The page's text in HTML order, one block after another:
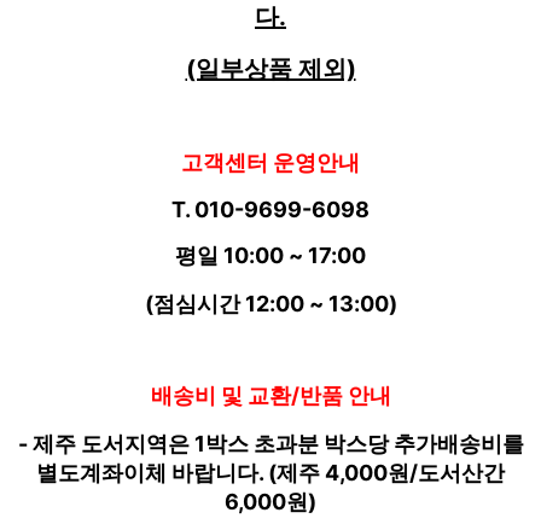
다.
(일부상품 제외)
고객센터 운영안내
T. 010-9699-6098
평일 10:00 ~ 17:00
(점심시간 12:00 ~ 13:00)
배송비 및 교환/반품 안내
- 제주 도서지역은 1박스 초과분 박스당 추가배송비를
별도계좌이체 바랍니다. (제주 4,000원/도서산간
6,000원)